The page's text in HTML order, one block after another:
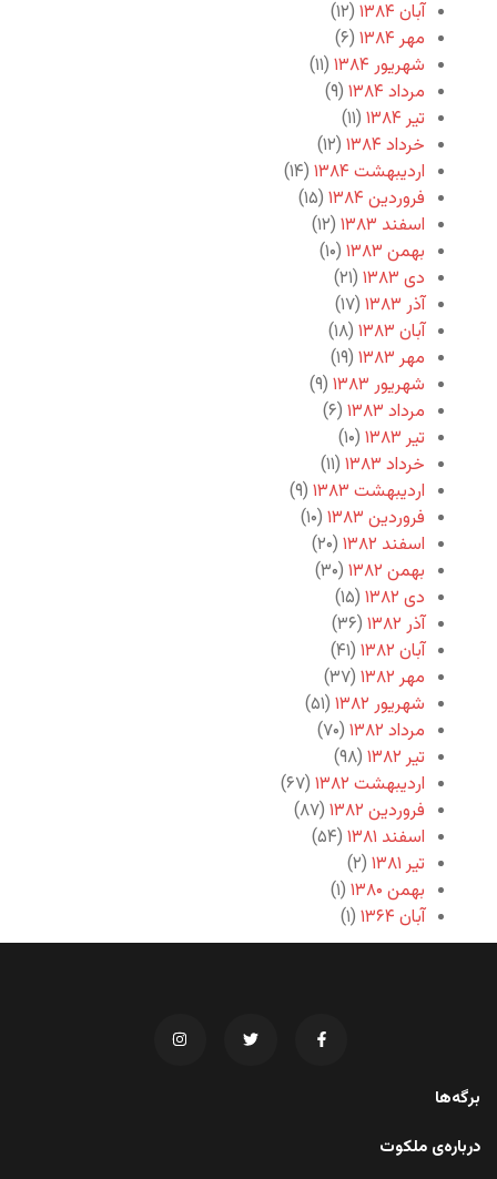
آبان ۱۳۸۴
(۱۲)
مهر ۱۳۸۴
(۶)
شهریور ۱۳۸۴
(۱۱)
مرداد ۱۳۸۴
(۹)
تیر ۱۳۸۴
(۱۱)
خرداد ۱۳۸۴
(۱۲)
اردیبهشت ۱۳۸۴
(۱۴)
فروردین ۱۳۸۴
(۱۵)
اسفند ۱۳۸۳
(۱۲)
بهمن ۱۳۸۳
(۱۰)
دی ۱۳۸۳
(۲۱)
آذر ۱۳۸۳
(۱۷)
آبان ۱۳۸۳
(۱۸)
مهر ۱۳۸۳
(۱۹)
شهریور ۱۳۸۳
(۹)
مرداد ۱۳۸۳
(۶)
تیر ۱۳۸۳
(۱۰)
خرداد ۱۳۸۳
(۱۱)
اردیبهشت ۱۳۸۳
(۹)
فروردین ۱۳۸۳
(۱۰)
اسفند ۱۳۸۲
(۲۰)
بهمن ۱۳۸۲
(۳۰)
دی ۱۳۸۲
(۱۵)
آذر ۱۳۸۲
(۳۶)
آبان ۱۳۸۲
(۴۱)
مهر ۱۳۸۲
(۳۷)
شهریور ۱۳۸۲
(۵۱)
مرداد ۱۳۸۲
(۷۰)
تیر ۱۳۸۲
(۹۸)
اردیبهشت ۱۳۸۲
(۶۷)
فروردین ۱۳۸۲
(۸۷)
اسفند ۱۳۸۱
(۵۴)
تیر ۱۳۸۱
(۲)
بهمن ۱۳۸۰
(۱)
آبان ۱۳۶۴
(۱)
برگه‌ها
درباره‌ی ملکوت